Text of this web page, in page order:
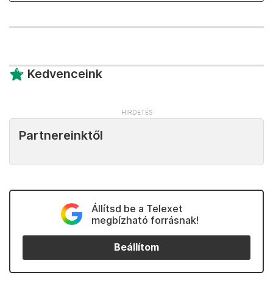
Kedvenceink
Partnereinktől
Állítsd be a Telexet
megbízható forrásnak!
Beállítom